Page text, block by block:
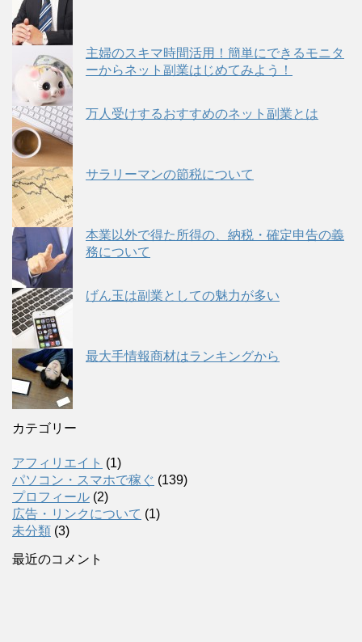
主婦のスキマ時間活用！簡単にできるモニタ
ーからネット副業はじめてみよう！
万人受けするおすすめのネット副業とは
サラリーマンの節税について
本業以外で得た所得の、納税・確定申告の義
務について
げん玉は副業としての魅力が多い
最大手情報商材はランキングから
カテゴリー
アフィリエイト (1)
パソコン・スマホで稼ぐ (139)
プロフィール (2)
広告・リンクについて (1)
未分類 (3)
最近のコメント